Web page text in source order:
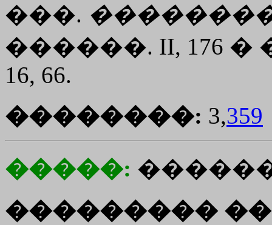
���.
������. II, 176
16, 66.
��������: 3,359
�����:
���������